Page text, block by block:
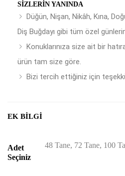
SIZLERIN YANINDA
Düğün, Nişan, Nikâh, Kına,
Diş Buğdayı gibi tüm özel
Konuklarınıza size ait bir
ürün tam size göre.
Bizi tercih ettiğiniz için
EK BILGI
Adet
Seçiniz
48 Tane, 72 Tane, 100